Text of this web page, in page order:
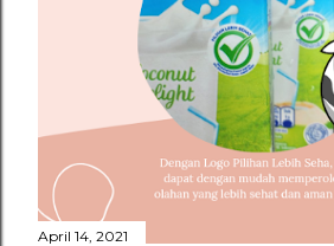
April 14, 2021